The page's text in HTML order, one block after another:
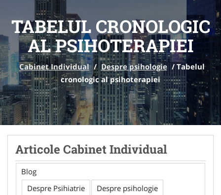
TABELUL CRONOLOGIC
AL PSIHOTERAPIEI
Cabinet Individual / Despre psihologie /Tabelul
cronologic al psihoterapiei
Articole Cabinet Individual
Blog
Despre Psihiatrie
Despre psihologie